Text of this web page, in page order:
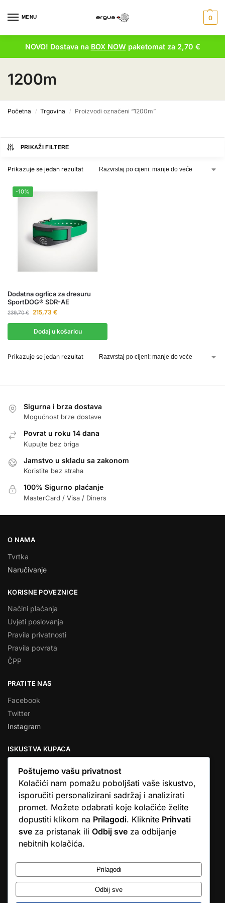
MENU 0
NOVO! Dostava na BOX NOWpaketomat za 2,70 €
1200m
Početna / Trgovina / Proizvodi označeni “1200m”
PRIKAŽI FILTERE
Prikazuje se jedan rezultat
-10%
Dodatna ogrlica za dresuru
SportDOG® SDR-AE
239,70€ 215,73 €
Dodaj u košaricu
Prikazuje se jedan rezultat
Sigurna i brza dostava
Mogućnost brze dostave
Povrat u roku 14 dana
Kupujte bez briga
Jamstvo u skladu sa zakonom
Koristite bez straha
100% Sigurno plaćanje
MasterCard / Visa / Diners
O NAMA
Tvrtka
Naručivanje
KORISNE POVEZNICE
Načini plaćanja
Uvjeti poslovanja
Pravila privatnosti
Pravila povrata
ČPP
PRATITE NAS
Facebook
Twitter
Instagram
ISKUSTVA KUPACA
★★★★★
… Ono što me se dojmilo je ljudski pristup i njihova briga da
dobijem što sam naručio. U većini web shopova nitko vas ne
zove, samo otkažu narudžbu. …
Stjepan D.M.
© Argus elektronika d.o.o.
Poštujemo vašu privatnost
Kolačići nam pomažu poboljšati vaše iskustvo,
isporučiti personalizirani sadržaj i analizirati
promet. Možete odabrati koje kolačiće želite
dopustiti klikom na Prilagodi. Kliknite Prihvati
sve za pristanak ili Odbij sve za odbijanje
nebitnih kolačića.
Prilagodi
Odbij sve